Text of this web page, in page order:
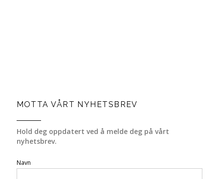
MOTTA VÅRT NYHETSBREV
Hold deg oppdatert ved å melde deg på vårt
nyhetsbrev.
Navn